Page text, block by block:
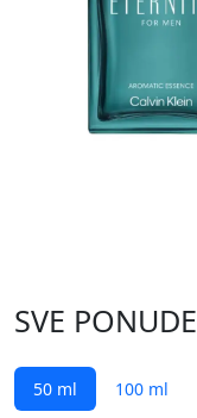
SVE PONUDE
50 ml 100 ml